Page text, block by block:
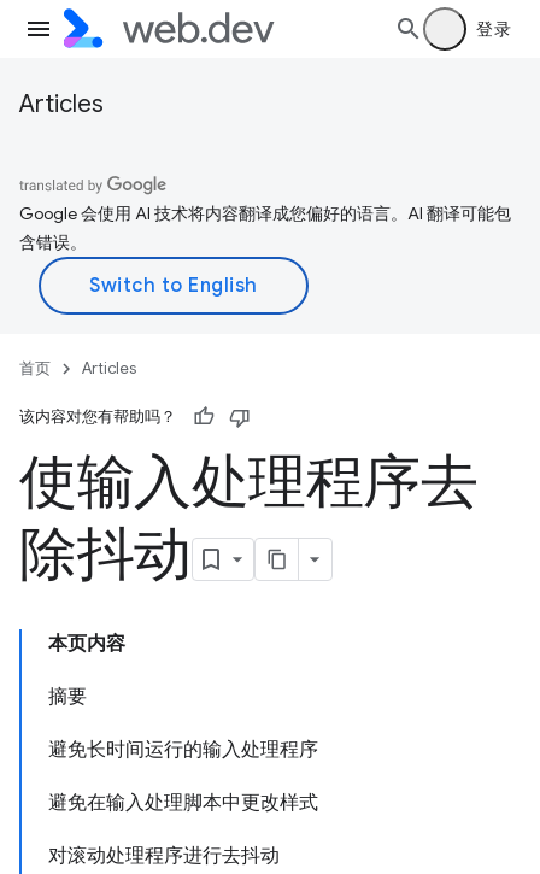
登录
Articles
Google 会使用 AI 技术将内容翻译成您偏好的语言。AI 翻译可能包
含错误。
首页 Articles
该内容对您有帮助吗？
使输入处理程序去
除抖动
本页内容
摘要
避免长时间运行的输入处理程序
避免在输入处理脚本中更改样式
对滚动处理程序进行去抖动